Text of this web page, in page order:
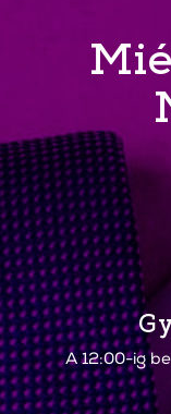
A 12:00-ig